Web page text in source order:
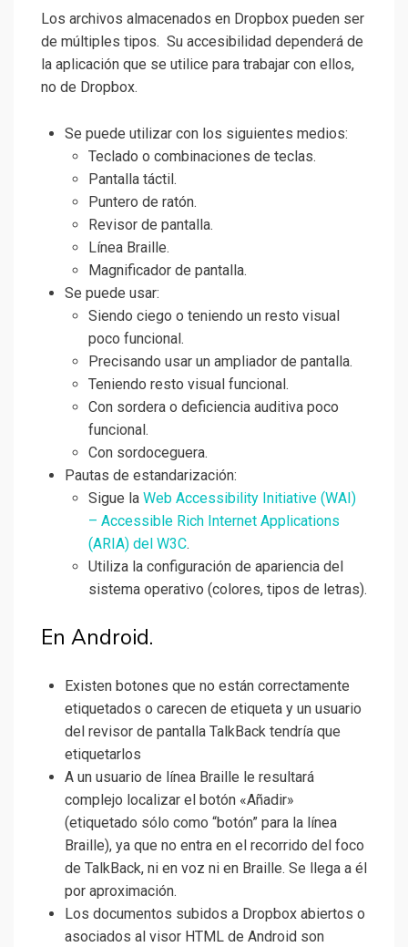
Los archivos almacenados en Dropbox pueden ser
de múltiples tipos. Su accesibilidad dependerá de
la aplicación que se utilice para trabajar con ellos,
no de Dropbox.
Se puede utilizar con los siguientes medios:
Teclado o combinaciones de teclas.
Pantalla táctil.
Puntero de ratón.
Revisor de pantalla.
Línea Braille.
Magnificador de pantalla.
Se puede usar:
Siendo ciego o teniendo un resto visual
poco funcional.
Precisando usar un ampliador de pantalla.
Teniendo resto visual funcional.
Con sordera o deficiencia auditiva poco
funcional.
Con sordoceguera.
Pautas de estandarización:
Sigue la Web Accessibility Initiative (WAI)
– Accessible Rich Internet Applications
(ARIA) del W3C.
Utiliza la configuración de apariencia del
sistema operativo (colores, tipos de letras).
En Android.
Existen botones que no están correctamente
etiquetados o carecen de etiqueta y un usuario
del revisor de pantalla TalkBack tendría que
etiquetarlos
A un usuario de línea Braille le resultará
complejo localizar el botón «Añadir»
(etiquetado sólo como “botón” para la línea
Braille), ya que no entra en el recorrido del foco
de TalkBack, ni en voz ni en Braille. Se llega a él
por aproximación.
Los documentos subidos a Dropbox abiertos o
asociados al visor HTML de Android son